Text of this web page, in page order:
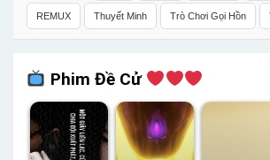
REMUX Thuyết Minh Trò Chơi Gọi Hồn
Phim Đề Cử